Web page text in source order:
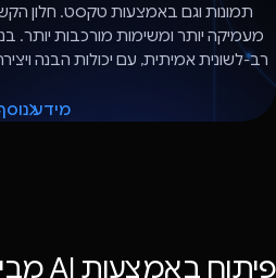
תמונות וגם באמצעות טקסט. חלון
רב-לשונית אמיתית, עם יכולות הבנה ויצירה
מידע
פיתוח באמצעות AI מבית Google